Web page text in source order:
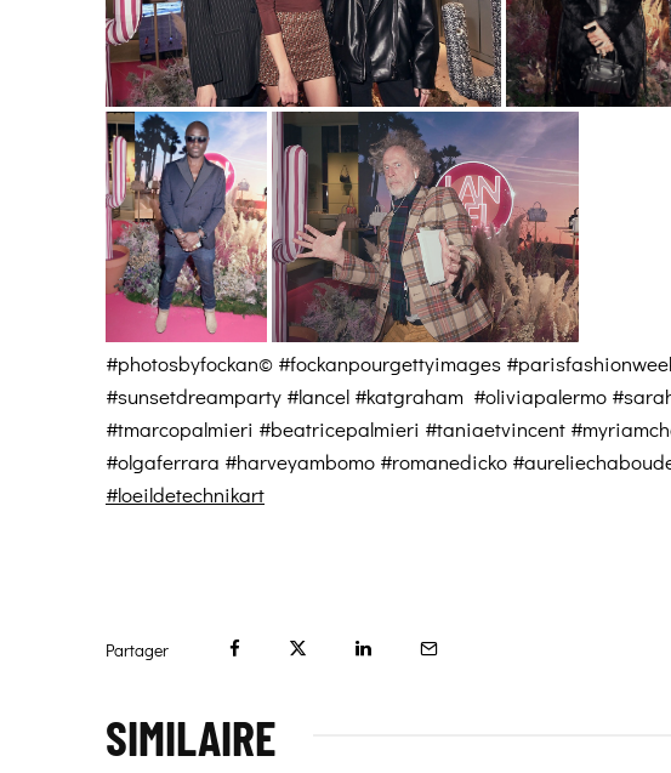
#photosbyfockan© #fockanpourgettyimages
#sunsetdreamparty #lancel #katgraham #oliviapalermo
#tmarcopalmieri #beatricepalmieri #taniaetvincent
#olgaferrara #harveyambomo #romanedicko
#loeildetechnikart
Partager
SIMILAIRE